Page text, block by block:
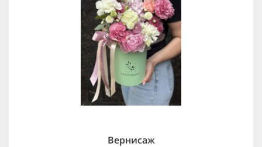
Вернисаж